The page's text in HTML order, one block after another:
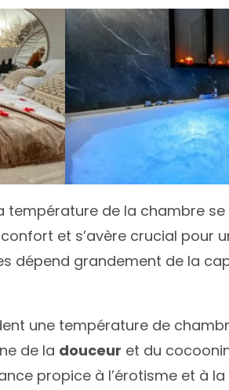
température de la chambre se
et s’avère crucial pour
dépend grandement de la
une température de
de la douceur et du
propice à l’érotisme et à la